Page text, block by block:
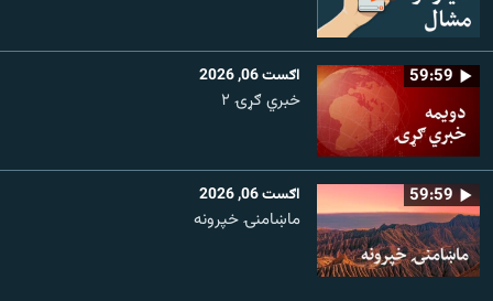
59:59 اګست 06, 2026
خبري ګړۍ ۲
59:59 اګست 06, 2026
ماښامنۍ خپرونه